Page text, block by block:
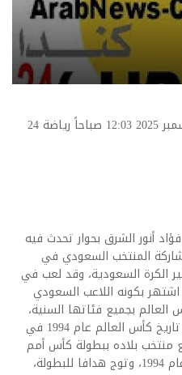
24
أنور الشرق بحوار تحدث فيه
بطولة كأس 2025، ومشاركة المنتخب السعودي في
الكرة السعودية، وقد لعب في
بكونه اللاعب السعودي
بجميع فئاتها السنية،
وهو صاحب أول هدف سعودي في تاريخ كأس العالم عام 1994 في
منتخب بلاده ببطولة كأس أمم
آسيا عام 1996 ولقب كأس الخليج عام 1994، وتوج هدافا للبطولة،